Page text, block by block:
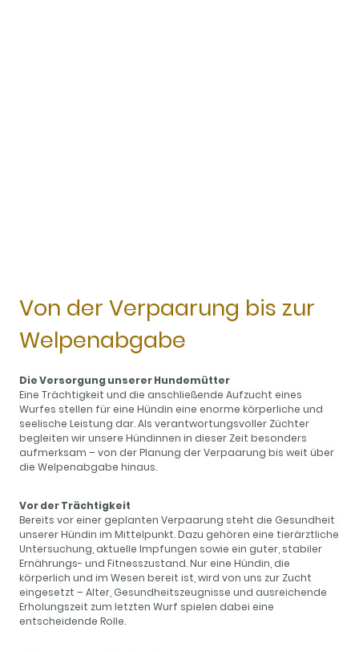
Von der Verpaarung bis zur
Welpenabgabe
Die Versorgung unserer Hundemütter
Eine Trächtigkeit und die anschließende Aufzucht eines
Wurfes stellen für eine Hündin eine enorme körperliche und
seelische Leistung dar. Als verantwortungsvoller Züchter
begleiten wir unsere Hündinnen in dieser Zeit besonders
aufmerksam – von der Planung der Verpaarung bis weit über
die Welpenabgabe hinaus.
Vor der Trächtigkeit
Bereits vor einer geplanten Verpaarung steht die Gesundheit
unserer Hündin im Mittelpunkt. Dazu gehören eine tierärztliche
Untersuchung, aktuelle Impfungen sowie ein guter, stabiler
Ernährungs- und Fitnesszustand. Nur eine Hündin, die
körperlich und im Wesen bereit ist, wird von uns zur Zucht
eingesetzt – Alter, Gesundheitszeugnisse und ausreichende
Erholungszeit zum letzten Wurf spielen dabei eine
entscheidende Rolle.